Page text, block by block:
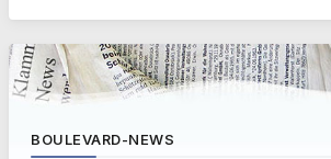
BOULEVARD-NEWS